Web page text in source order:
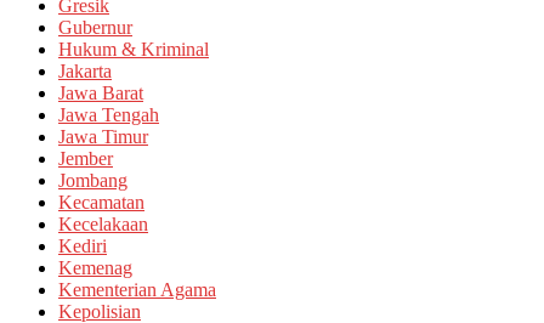
Gresik
Gubernur
Hukum & Kriminal
Jakarta
Jawa Barat
Jawa Tengah
Jawa Timur
Jember
Jombang
Kecamatan
Kecelakaan
Kediri
Kemenag
Kementerian Agama
Kepolisian